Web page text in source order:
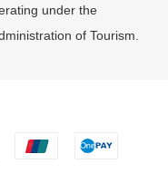
under the
of Tourism.